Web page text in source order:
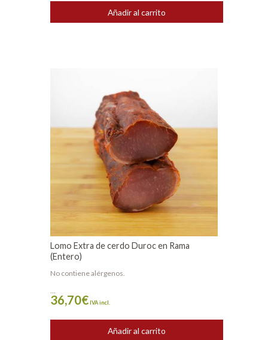
Añadir al carrito
Lomo Extra de cerdo Duroc en Rama
(Entero)
No contiene alérgenos.
...
36,70€IVA incl.
Añadir al carrito